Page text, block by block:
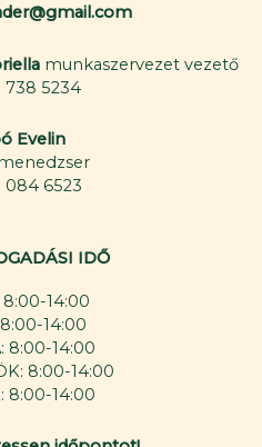
munkaszervezet vezető
738 5234
Evelin
084 6523
IDŐ
8:00-14:00
14:00
8:00-14:00
8:00-14:00
8:00-14:00